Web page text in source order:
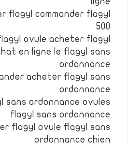
flagyl commander flagyl
500
ovule acheter flagyl
en ligne le flagyl sans
ordonnance
acheter flagyl sans
ordonnance
sans ordonnance ovules
flagyl sans ordonnance
flagyl ovule flagyl sans
ordonnance chien